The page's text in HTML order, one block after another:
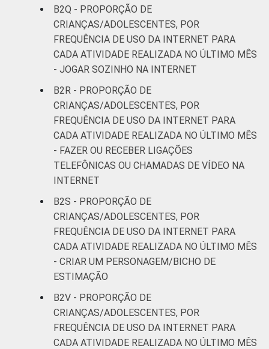
B2Q - PROPORÇÃO DE
CRIANÇAS/ADOLESCENTES, POR
FREQUÊNCIA DE USO DA INTERNET PARA
CADA ATIVIDADE REALIZADA NO ÚLTIMO MÊS
- JOGAR SOZINHO NA INTERNET
B2R - PROPORÇÃO DE
CRIANÇAS/ADOLESCENTES, POR
FREQUÊNCIA DE USO DA INTERNET PARA
CADA ATIVIDADE REALIZADA NO ÚLTIMO MÊS
- FAZER OU RECEBER LIGAÇÕES
TELEFÔNICAS OU CHAMADAS DE VÍDEO NA
INTERNET
B2S - PROPORÇÃO DE
CRIANÇAS/ADOLESCENTES, POR
FREQUÊNCIA DE USO DA INTERNET PARA
CADA ATIVIDADE REALIZADA NO ÚLTIMO MÊS
- CRIAR UM PERSONAGEM/BICHO DE
ESTIMAÇÃO
B2V - PROPORÇÃO DE
CRIANÇAS/ADOLESCENTES, POR
FREQUÊNCIA DE USO DA INTERNET PARA
CADA ATIVIDADE REALIZADA NO ÚLTIMO MÊS